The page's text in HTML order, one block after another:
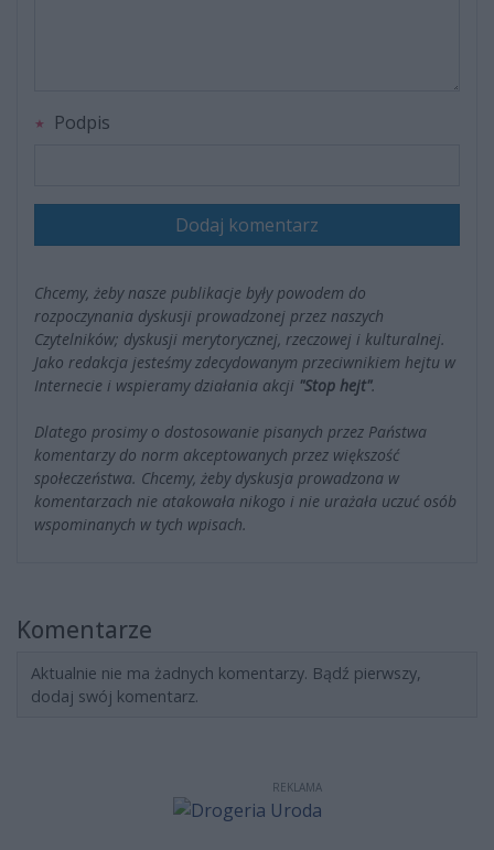
Podpis
Dodaj komentarz
Chcemy, żeby nasze publikacje były powodem do
rozpoczynania dyskusji prowadzonej przez naszych
Czytelników; dyskusji merytorycznej, rzeczowej i kulturalnej.
Jako redakcja jesteśmy zdecydowanym przeciwnikiem hejtu w
Internecie i wspieramy działania akcji "Stop hejt".
Dlatego prosimy o dostosowanie pisanych przez Państwa
komentarzy do norm akceptowanych przez większość
społeczeństwa. Chcemy, żeby dyskusja prowadzona w
komentarzach nie atakowała nikogo i nie urażała uczuć osób
wspominanych w tych wpisach.
Komentarze
Aktualnie nie ma żadnych komentarzy. Bądź pierwszy,
dodaj swój komentarz.
REKLAMA